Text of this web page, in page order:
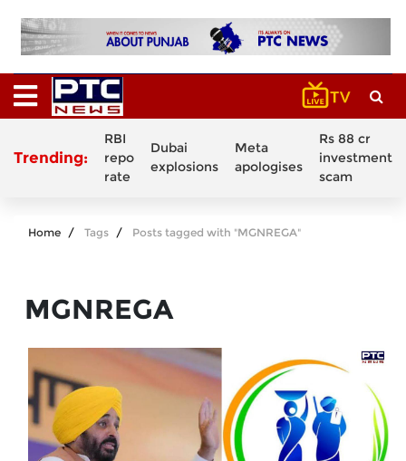
Trending:
RBI
repo
rate
Dubai
explosions
Meta
apologises
Rs 88 cr
investment
scam
Home Tags Posts tagged with "MGNREGA"
MGNREGA